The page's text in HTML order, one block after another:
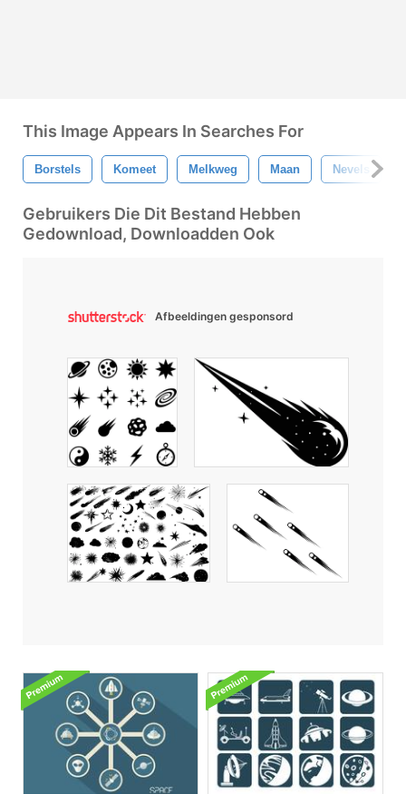
This Image Appears In Searches For
Borstels Komeet Melkweg Maan Nevels
Gebruikers Die Dit Bestand Hebben
Gedownload, Downloadden Ook
Afbeeldingen gesponsord